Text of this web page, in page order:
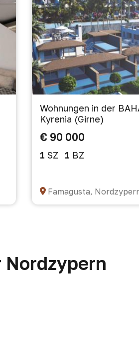
Wohnungen in der
Kyrenia (Girne)
€ 90 000
1 SZ 1 BZ
Famagusta,